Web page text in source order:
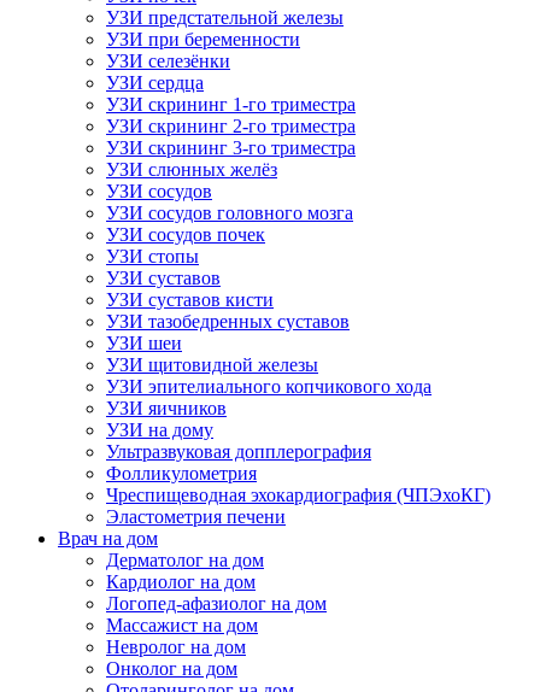
УЗИ предстательной железы
УЗИ при беременности
УЗИ селезёнки
УЗИ сердца
УЗИ скрининг 1-го триместра
УЗИ скрининг 2-го триместра
УЗИ скрининг 3-го триместра
УЗИ слюнных желёз
УЗИ сосудов
УЗИ сосудов головного мозга
УЗИ сосудов почек
УЗИ стопы
УЗИ суставов
УЗИ суставов кисти
УЗИ тазобедренных суставов
УЗИ шеи
УЗИ щитовидной железы
УЗИ эпителиального копчикового хода
УЗИ яичников
УЗИ на дому
Ультразвуковая допплерография
Фолликулометрия
Чреспищеводная эхокардиография (ЧПЭхоКГ)
Эластометрия печени
Врач на дом
Дерматолог на дом
Кардиолог на дом
Логопед-афазиолог на дом
Массажист на дом
Невролог на дом
Онколог на дом